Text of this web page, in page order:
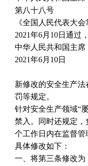
第八十八号
《全国人民代表大
2021年6月10日通过
中华人民共和国主席
2021年6月10日
新修改的安全生产
罚等规定。
针对安全生产领域“
禁入。同时还规定
个工作日内在监督
具体修改如下：
一、将第三条修改